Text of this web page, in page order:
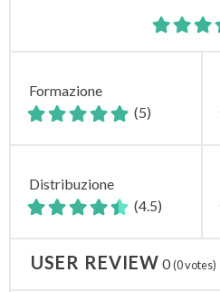
Formazione
(5)
Distribuzione
(4.5)
USER REVIEW 0(0votes)